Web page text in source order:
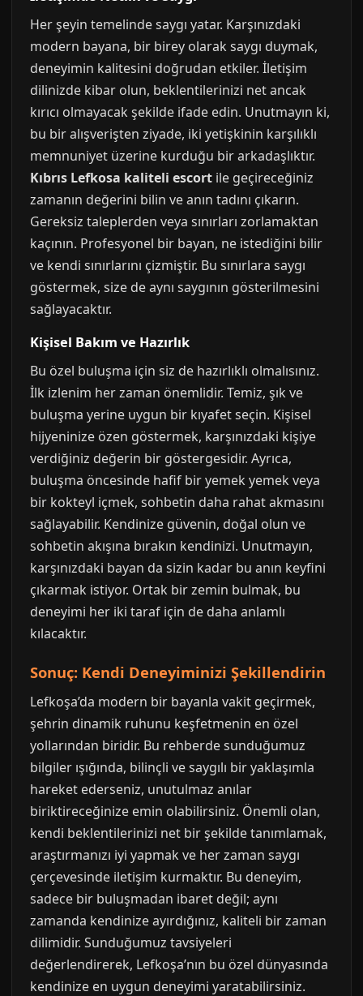
Her şeyin temelinde saygı yatar. Karşınızdaki
modern bayana, bir birey olarak saygı duymak,
deneyimin kalitesini doğrudan etkiler. İletişim
dilinizde kibar olun, beklentilerinizi net ancak
kırıcı olmayacak şekilde ifade edin. Unutmayın ki,
bu bir alışverişten ziyade, iki yetişkinin karşılıklı
memnuniyet üzerine kurduğu bir arkadaşlıktır.
Kıbrıs Lefkosa kaliteli escort ile geçireceğiniz
zamanın değerini bilin ve anın tadını çıkarın.
Gereksiz taleplerden veya sınırları zorlamaktan
kaçının. Profesyonel bir bayan, ne istediğini bilir
ve kendi sınırlarını çizmiştir. Bu sınırlara saygı
göstermek, size de aynı saygının gösterilmesini
sağlayacaktır.
Kişisel Bakım ve Hazırlık
Bu özel buluşma için siz de hazırlıklı olmalısınız.
İlk izlenim her zaman önemlidir. Temiz, şık ve
buluşma yerine uygun bir kıyafet seçin. Kişisel
hijyeninize özen göstermek, karşınızdaki kişiye
verdiğiniz değerin bir göstergesidir. Ayrıca,
buluşma öncesinde hafif bir yemek yemek veya
bir kokteyl içmek, sohbetin daha rahat akmasını
sağlayabilir. Kendinize güvenin, doğal olun ve
sohbetin akışına bırakın kendinizi. Unutmayın,
karşınızdaki bayan da sizin kadar bu anın keyfini
çıkarmak istiyor. Ortak bir zemin bulmak, bu
deneyimi her iki taraf için de daha anlamlı
kılacaktır.
Sonuç: Kendi Deneyiminizi Şekillendirin
Lefkoşa’da modern bir bayanla vakit geçirmek,
şehrin dinamik ruhunu keşfetmenin en özel
yollarından biridir. Bu rehberde sunduğumuz
bilgiler ışığında, bilinçli ve saygılı bir yaklaşımla
hareket ederseniz, unutulmaz anılar
biriktireceğinize emin olabilirsiniz. Önemli olan,
kendi beklentilerinizi net bir şekilde tanımlamak,
araştırmanızı iyi yapmak ve her zaman saygı
çerçevesinde iletişim kurmaktır. Bu deneyim,
sadece bir buluşmadan ibaret değil; aynı
zamanda kendinize ayırdığınız, kaliteli bir zaman
dilimidir. Sunduğumuz tavsiyeleri
değerlendirerek, Lefkoşa’nın bu özel dünyasında
kendinize en uygun deneyimi yaratabilirsiniz.